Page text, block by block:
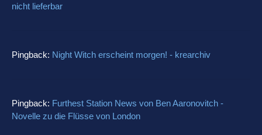
nicht lieferbar
Pingback: Night Witch erscheint morgen! - krearchiv
Pingback: Furthest Station News von Ben Aaronovitch -
Novelle zu die Flüsse von London